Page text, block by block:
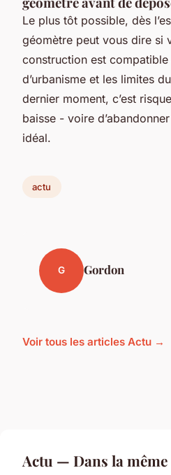
Le plus tôt possible, dès
géomètre peut vous dire si
construction est
d’urbanisme et les limites
dernier moment, c’est
baisse - voire
idéal.
actu
G Gordon
Voir tous les articles Actu →
Actu — Dans la